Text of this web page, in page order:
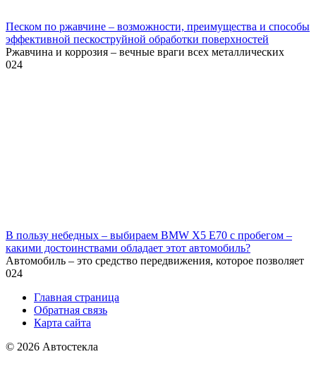
Песком по ржавчине – возможности, преимущества и способы
эффективной пескоструйной обработки поверхностей
Ржавчина и коррозия – вечные враги всех металлических
024
В пользу небедных – выбираем BMW X5 E70 с пробегом –
какими достоинствами обладает этот автомобиль?
Автомобиль – это средство передвижения, которое позволяет
024
Главная страница
Обратная связь
Карта сайта
© 2026 Автостекла